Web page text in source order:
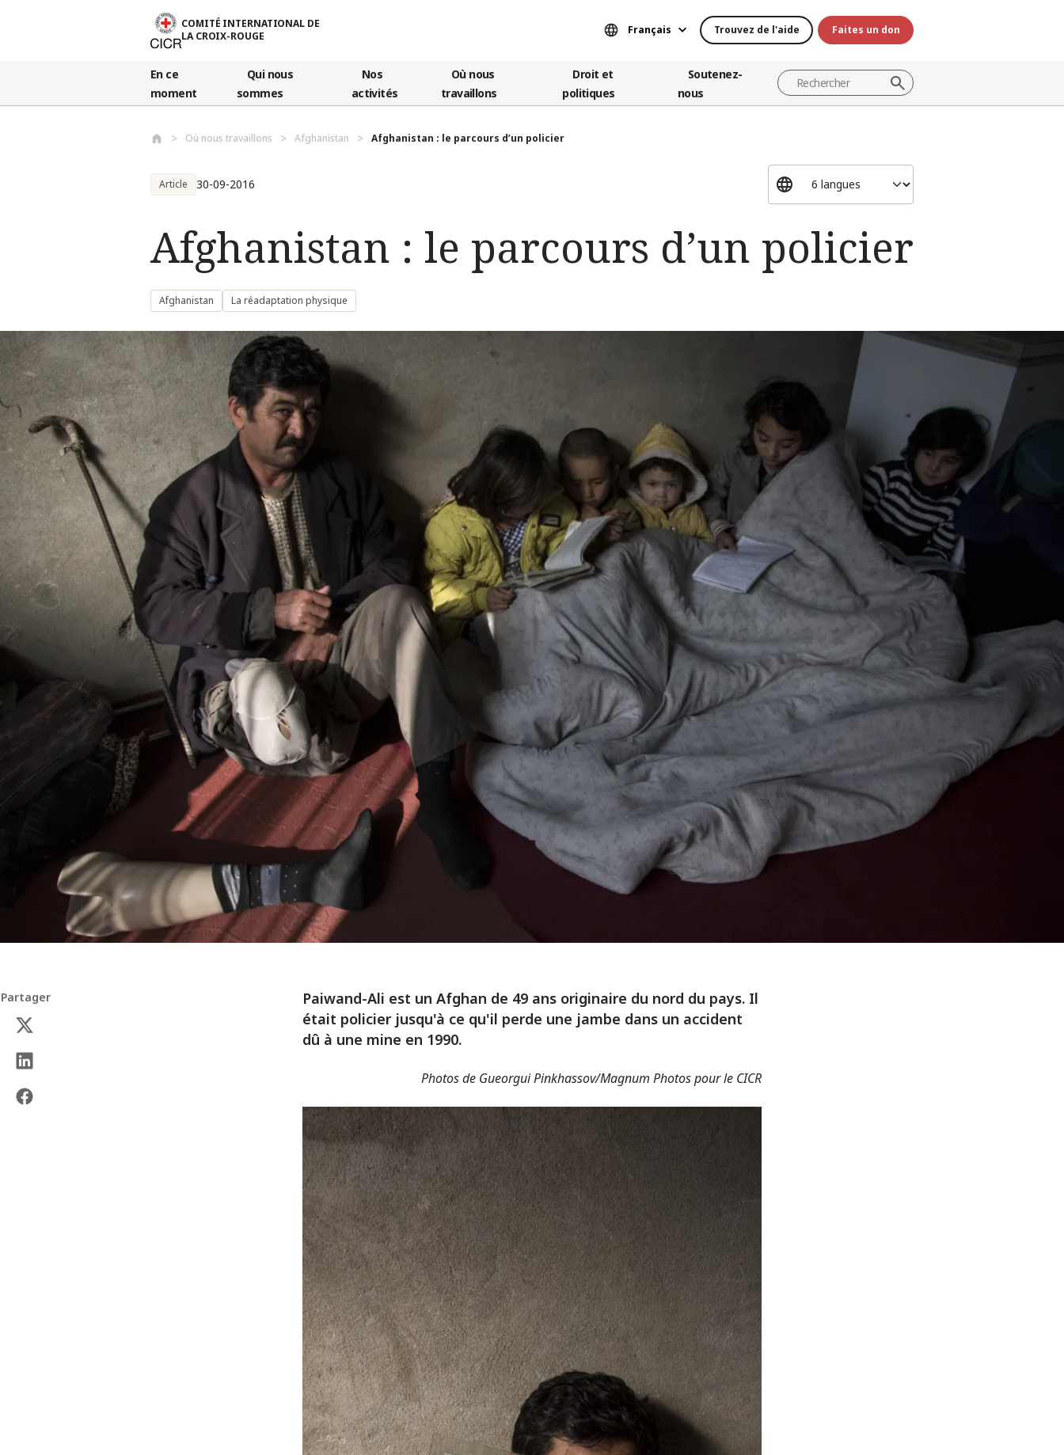
COMITÉ INTERNATIONAL DE
LA CROIX-ROUGE
Français Trouvez de l'aide Faites un don
En ce
moment
Qui nous
sommes
Nos
activités
Où nous
travaillons
Droit et
politiques
Soutenez-
nous
Où nous travaillons Afghanistan Afghanistan : le parcours d’un policier
Article 30-09-2016
Afghanistan : le parcours d’un policier
Afghanistan La réadaptation physique
Partager
Paiwand-Ali est un Afghan de 49 ans originaire du nord du pays. Il
était policier jusqu'à ce qu'il perde une jambe dans un accident
dû à une mine en 1990.
Photos de Gueorgui Pinkhassov/Magnum Photos pour le CICR